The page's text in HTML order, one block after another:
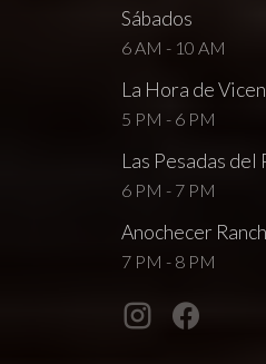
Sábados
6 AM - 10 AM
La Hora de
5 PM - 6 PM
Las Pesadas del
6 PM - 7 PM
Anochecer
7 PM - 8 PM